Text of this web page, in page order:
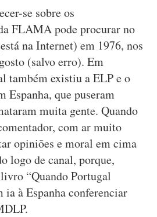
se sobre os
FLAMA pode procurar no
na Internet) em 1976, nos
(salvo erro). Em
também existiu a ELP e o
Espanha, que puseram
muita gente. Quando
com ar muito
opiniões e moral em cima
logo de canal, porque,
“Quando Portugal
ia à Espanha conferenciar